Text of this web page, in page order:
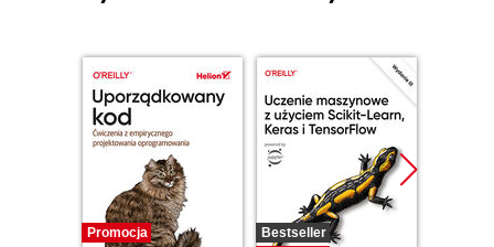
Promocja
Bestseller